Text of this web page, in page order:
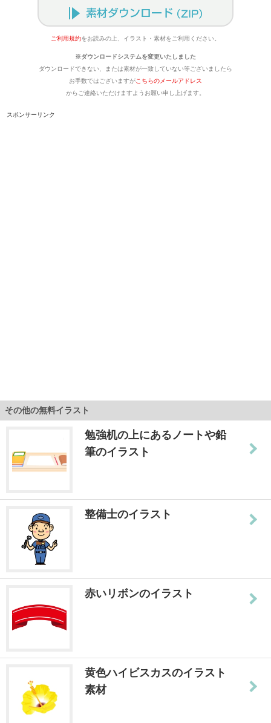
ご利用規約をお読みの上、イラスト・素材をご利用ください。
※ダウンロードシステムを変更いたしました
ダウンロードできない、または素材が一致していない等ございましたら
お手数ではございますがこちらのメールアドレス
からご連絡いただけますようお願い申し上げます。
スポンサーリンク
その他の無料イラスト
勉強机の上にあるノートや鉛
筆のイラスト
整備士のイラスト
赤いリボンのイラスト
黄色ハイビスカスのイラスト
素材